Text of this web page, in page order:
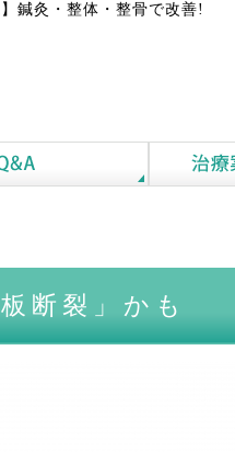
鍼灸・整体・整骨で改善!
断裂」かも